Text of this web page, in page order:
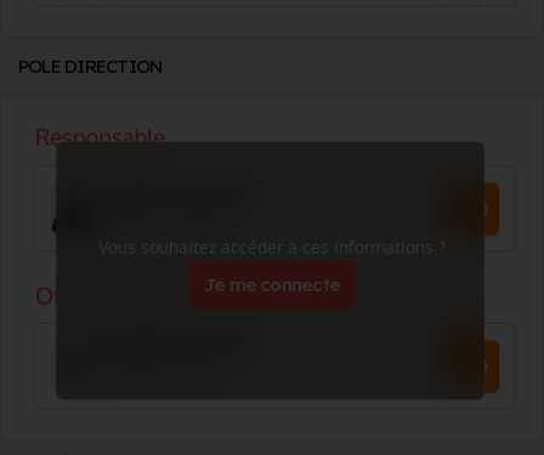
POLE DIRECTION
Vous souhaitez accéder à ces informations ?
Je me connecte